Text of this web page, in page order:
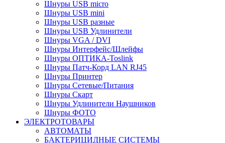
Шнуры USB micro
Шнуры USB mini
Шнуры USB разные
Шнуры USB Удлинители
Шнуры VGA / DVI
Шнуры Интерфейс/Шлейфы
Шнуры ОПТИКА-Toslink
Шнуры Патч-Корд LAN RJ45
Шнуры Принтер
Шнуры Сетевые/Питания
Шнуры Скарт
Шнуры Удлинители Наушников
Шнуры ФОТО
ЭЛЕКТРОТОВАРЫ
АВТОМАТЫ
БАКТЕРИЦИДНЫЕ СИСТЕМЫ